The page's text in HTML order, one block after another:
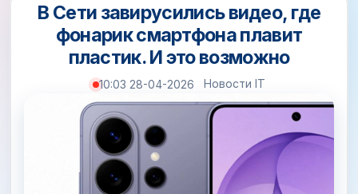
В Сети завирусились видео, где
фонарик смартфона плавит
пластик. И это возможно
10:03 28-04-2026 Новости IT